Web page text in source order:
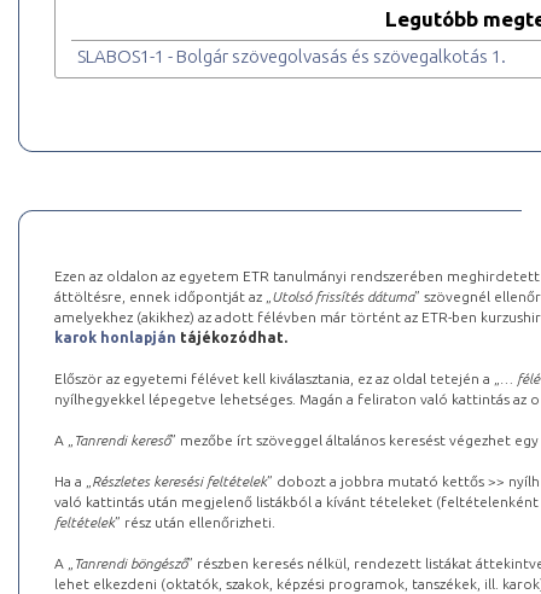
Legutóbb
SLABOS1-1 - Bolgár szövegolvasás és szövegalkotás 1.
Ezen az oldalon az egyetem ETR tanulmányi rendszerében
áttöltésre, ennek időpontját az „ Utolsó frissítés dátuma” szövegnél
amelyekhez (akikhez) az adott félévben már történt az ETR-ben
karok honlapján tájékozódhat.
Először az egyetemi félévet kell kiválasztania, ez az oldal tetején a „
…
nyílhegyekkel lépegetve lehetséges. Magán a feliraton való kattintás az
A „ Tanrendi kereső” mezőbe írt szöveggel általános keresést végezhet
Ha a „ Részletes keresési feltételek” dobozt a jobbra mutató kettős >>
való kattintás után megjelenő listákból a kívánt tételeket (feltételenként
feltételek” rész után ellenőrizheti.
A „ Tanrendi böngésző” részben keresés nélkül, rendezett listákat
lehet elkezdeni (oktatók, szakok, képzési programok, tanszékek, ill.